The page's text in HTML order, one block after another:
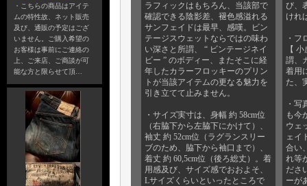
・こちらの商品はアイテ
ムの特性故、ネット販売
及び、通販の予定はござ
いません。ご購入希望の
お客様は事前にご連絡の
上、ご来店、ご商談が可
能な方と限らせて頂…
ラフィックはもちろん、当該部で
確認できる陰影差、褪色感溢れる
サンフェイドは最早、感嘆。ビン
テージスウェットならではの味わ
い深さと所謂、 “ ビンテージネイ
ビー ” のボディー、またそこに経
年したカラーフロッキーのプリン
トが当該アイテムの更なる魅力を
引き立てて止みません。
・サイズ実寸は、身幅 約 58cm位
（右脇下から左脇下にかけて）、
袖丈 約 52cm位（ラグランスリー
ブのため、脇下から袖口まで）、
着丈 約 60,5cm位（後ろ総丈）。着
用感及び、サイズ感でおおよそ、
Lサイズくらいといったところで
び、
けれ
・フ
【
謂、
着用
た、
・写
も今
ウェ
ェイ
合い
れ等
ださ
ーが